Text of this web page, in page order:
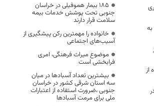
از
۱۸۵ بیمار هموفیلی در خراسان
جنوبی تحت پوشش خدمات بیمه
سلامت قرار دارند
خانواده را مهمترین رکن پیشگیری از
آسیب‌های اجتماعی
موضوع میراث فرهنگی، امری
فرابخشی است
بیشترین تعداد آسبادها در میان
سه استان شرقی کشور در خراسان
جنوبی ،ضرورت استفاده از اعتبارات
ملی برای مرمت آسبادها